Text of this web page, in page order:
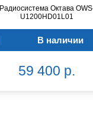
Радиосистема Октава
U1200HD01L01
В наличии
59 400 р.